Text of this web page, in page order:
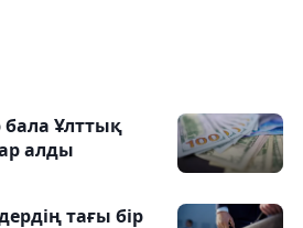
Ұлттық
алды
тағы бір